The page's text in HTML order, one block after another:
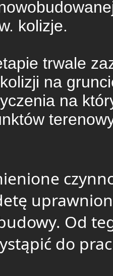
kolizje.
trwale
na
na
Od
do